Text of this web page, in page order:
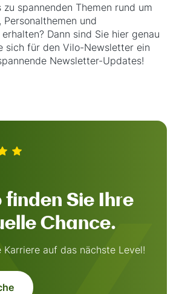
zu spannenden Themen rund um
und
Dann sind Sie hier genau
sich für den Vilo-Newsletter ein
Newsletter-Updates!
finden Sie Ihre
Chance.
Karriere auf das nächste Level!